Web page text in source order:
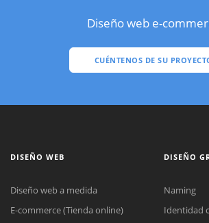
Diseño web e-
CUÉNTENOS DE SU
DISEÑO WEB
Diseño web a medida
E-commerce (Tienda online)
DISEÑO
Naming
Identidad